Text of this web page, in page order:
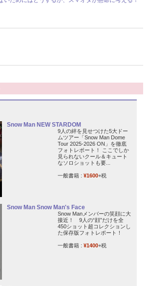
Snow Man NEW STARDOM
9人の絆を見せつけた5大ドー
ムツアー「Snow Man Dome
Tour 2025-2026 ON」を徹底
フォトレポート！ ここでしか
見られないクール＆キュート
なソロショットも要...
一般書籍 : ¥1600+税
Snow Man Snow Man's Face
Snow Manメンバーの笑顔に大
接近！ 9人の“顔”だけを全
450ショット超コレクションし
た保存版フォトレポート！
一般書籍 : ¥1400+税